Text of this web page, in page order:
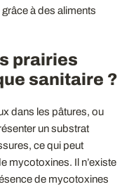
à des aliments
prairies
sanitaire ?
dans les pâtures, ou
un substrat
ce qui peut
mycotoxines. Il n’existe
de mycotoxines